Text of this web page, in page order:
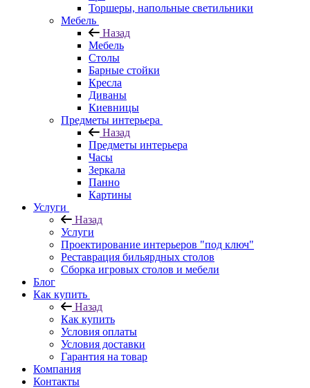
Торшеры, напольные светильники
Мебель
Назад
Мебель
Столы
Барные стойки
Кресла
Диваны
Киевницы
Предметы интерьера
Назад
Предметы интерьера
Часы
Зеркала
Панно
Картины
Услуги
Назад
Услуги
Проектирование интерьеров "под ключ"
Реставрация бильярдных столов
Сборка игровых столов и мебели
Блог
Как купить
Назад
Как купить
Условия оплаты
Условия доставки
Гарантия на товар
Компания
Контакты